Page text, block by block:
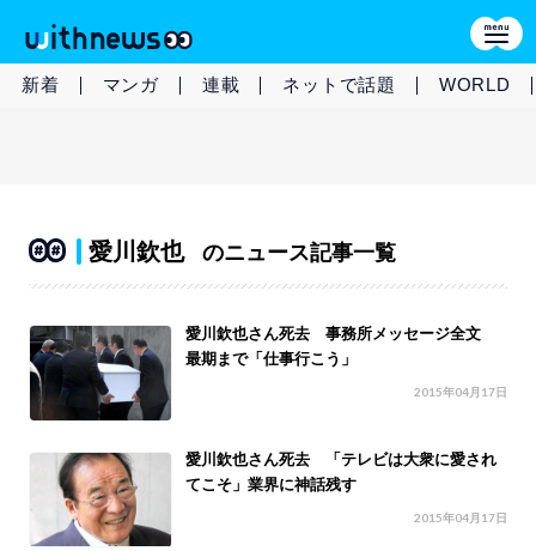
新着 マンガ 連載 ネットで話題 WORLD
愛川欽也 のニュース記事一覧
愛川欽也さん死去 事務所メッセージ全文
最期まで「仕事行こう」
2015年04月17日
愛川欽也さん死去 「テレビは大衆に愛され
てこそ」業界に神話残す
2015年04月17日